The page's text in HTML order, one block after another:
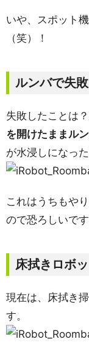
いや、スポット
（笑）！
ルンバで失
失敗したことは
を開けたままル
が水浸しになっ
これはうちもや
ので恐ろしいです
床拭きロボ
現在は、床拭き
す。